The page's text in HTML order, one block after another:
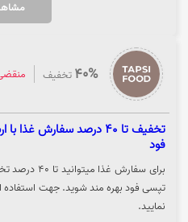
از تپسی فود، روی گزینه "خرید کنید" کلیک
40% تخفیف
تخفیف تا 40 درصد سفارش
فود
برای سفارش
تپسی فود بهره مند شوید. جهت استفاده
نمایید.